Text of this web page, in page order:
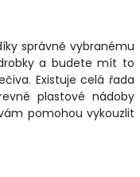
správně vybranému
a budete mít to
Existuje celá řada
plastové nádoby
pomohou vykouzlit